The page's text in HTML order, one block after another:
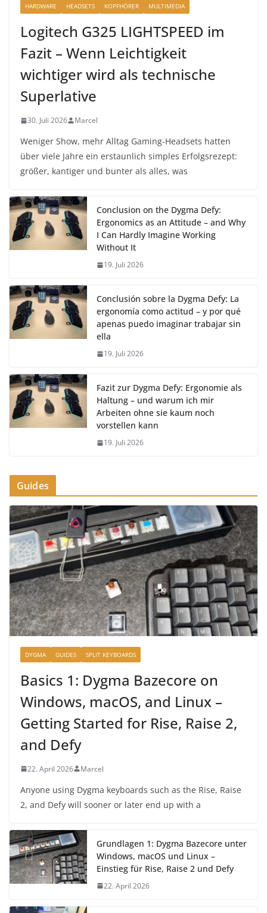
HARDWARE HEADSETS KOPFHÖRER MULTIMEDIA
Logitech G325 LIGHTSPEED im
Fazit – Wenn Leichtigkeit
wichtiger wird als technische
Superlative
30. Juli 2026 Marcel
Weniger Show, mehr Alltag Gaming-Headsets hatten
über viele Jahre ein erstaunlich simples Erfolgsrezept:
größer, kantiger und bunter als alles, was
Conclusion on the Dygma Defy:
Ergonomics as an Attitude – and Why
I Can Hardly Imagine Working
Without It
19. Juli 2026
Conclusión sobre la Dygma Defy: La
ergonomía como actitud – y por qué
apenas puedo imaginar trabajar sin
ella
19. Juli 2026
Fazit zur Dygma Defy: Ergonomie als
Haltung – und warum ich mir
Arbeiten ohne sie kaum noch
vorstellen kann
19. Juli 2026
Guides
DYGMA GUIDES SPLIT KEYBOARDS
Basics 1: Dygma Bazecore on
Windows, macOS, and Linux –
Getting Started for Rise, Raise 2,
and Defy
22. April 2026 Marcel
Anyone using Dygma keyboards such as the Rise, Raise
2, and Defy will sooner or later end up with a
Grundlagen 1: Dygma Bazecore unter
Windows, macOS und Linux –
Einstieg für Rise, Raise 2 und Defy
22. April 2026